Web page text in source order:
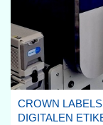
CROWN
DIGITALEN